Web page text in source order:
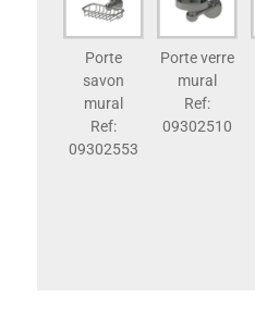
Porte
savon
mural
Ref:
09302553
Porte verre
mural
Ref:
09302510